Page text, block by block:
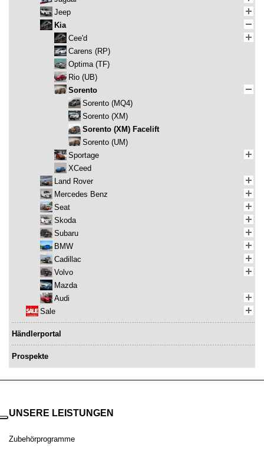
Jeep
Kia
Cee'd
Carens (RP)
Optima (TF)
Rio (UB)
Sorento
Sorento (MQ4)
Sorento (XM)
Sorento (XM) Facelift
Sorento (UM)
Sportage
XCeed
Land Rover
Mercedes Benz
Seat
Skoda
Subaru
BMW
Cadillac
Volvo
Mazda
Audi
Sale
Händlerportal
Prospekte
UNSERE LEISTUNGEN
Zubehörprogramme